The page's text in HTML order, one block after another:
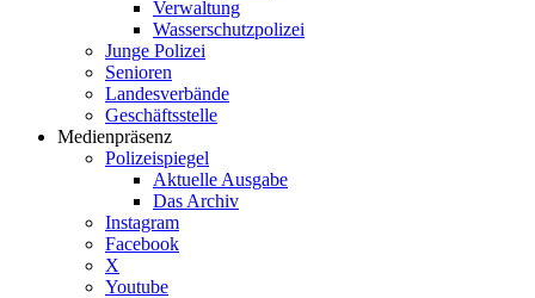
Verwaltung
Wasserschutzpolizei
Junge Polizei
Senioren
Landesverbände
Geschäftsstelle
Medienpräsenz
Polizeispiegel
Aktuelle Ausgabe
Das Archiv
Instagram
Facebook
X
Youtube